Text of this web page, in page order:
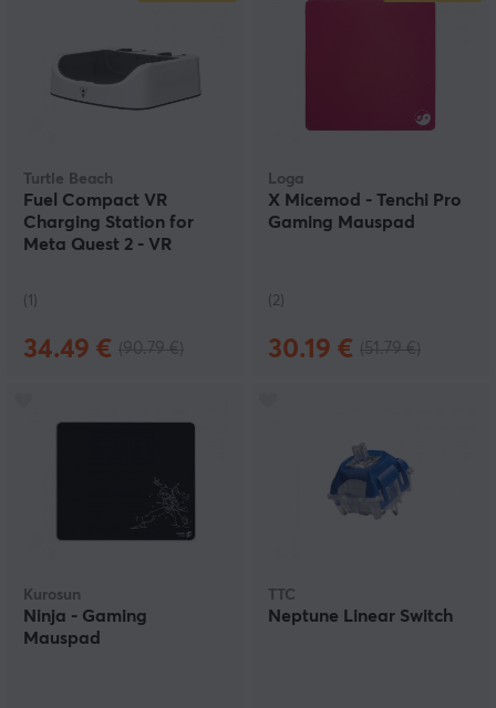
Turtle Beach
Fuel Compact VR
Charging Station for
Meta Quest 2 - VR
(1)
34.49 €
Loga
X Micemod - Tenchi Pro
Gaming Mauspad
(2)
30.19 €
Kurosun
Ninja - Gaming
Mauspad
TTC
Neptune Linear Switch